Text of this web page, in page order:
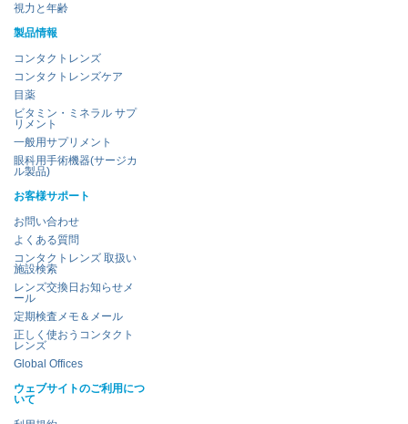
視力と年齢
製品情報
コンタクトレンズ
コンタクトレンズケア
目薬
ビタミン・ミネラル サプ
リメント
一般用サプリメント
眼科用手術機器(サージカ
ル製品)
お客様サポート
お問い合わせ
よくある質問
コンタクトレンズ 取扱い
施設検索
レンズ交換日お知らせメ
ール
定期検査メモ＆メール
正しく使おうコンタクト
レンズ
Global Offices
ウェブサイトのご利用につ
いて